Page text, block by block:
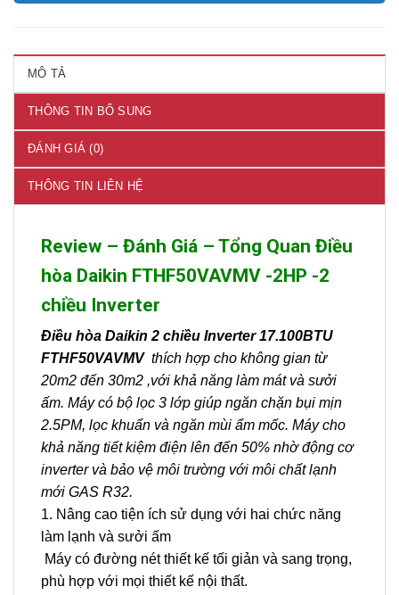
MÔ TẢ
THÔNG TIN BỔ SUNG
ĐÁNH GIÁ (0)
THÔNG TIN LIÊN HỆ
Review – Đánh Giá – Tổng Quan Điều
hòa Daikin FTHF50VAVMV -2HP -2
chiều Inverter
Điều hòa Daikin 2 chiều Inverter 17.100BTU
FTHF50VAVMV thích hợp cho không gian từ
20m2 đến 30m2 ,với khả năng làm mát và sưởi
ấm. Máy có bộ lọc 3 lớp giúp ngăn chặn bụi mịn
2.5PM, lọc khuẩn và ngăn mùi ẩm mốc. Máy cho
khả năng tiết kiệm điện lên đến 50% nhờ động cơ
inverter và bảo vệ môi trường với môi chất lạnh
mới GAS R32.
1. Nâng cao tiện ích sử dụng với hai chức năng
làm lạnh và sưởi ấm
Máy có đường nét thiết kế tối giản và sang trọng,
phù hợp với mọi thiết kế nội thất.